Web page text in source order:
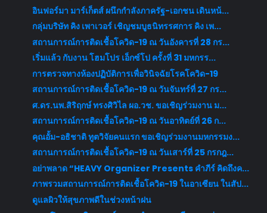
อินฟอร์มา มาร์เก็ตส์ ผนึกกำลังภาครัฐ-เอกชน เดินหน้...
กลุ่มบริษัท คิง เพาเวอร์ เชิญชมบูธนิทรรศการ คิง เพ...
สถานการณ์การติดเชื้อโควิด-19 ณ วันอังคารที่ 28 กร...
เริ่มแล้ว กับงาน โฮมโปร เอ็กซ์โป ครั้งที่ 31 มหกรร...
การตรวจทางห้องปฏิบัติการเพื่อวินิจฉัยโรคโควิด-19
สถานการณ์การติดเชื้อโควิด-19 ณ วันจันทร์ที่ 27 กร...
ศ.ดร.นพ.สิริฤกษ์ ทรงศิวิไล ผอ.วช. ขอเชิญร่วมงาน ม...
สถานการณ์การติดเชื้อโควิด-19 ณ วันอาทิตย์ที่ 26 ก...
คุณอั้ม-อธิชาติ ทูตวิจัยคนแรก ขอเชิญร่วมงานมหกรรมง...
สถานการณ์การติดเชื้อโควิด-19 ณ วันเสาร์ที่ 25 กรกฎ...
อย่าพลาด​ “HEAVY Organizer Presents คำภีร์ คิดถึงค...
ภาพรวมสถานการณ์การติดเชื้อโควิด-19 ในอาเซียน ในสัป...
ดูแลผิวให้สุขภาพดีในช่วงหน้าฝน